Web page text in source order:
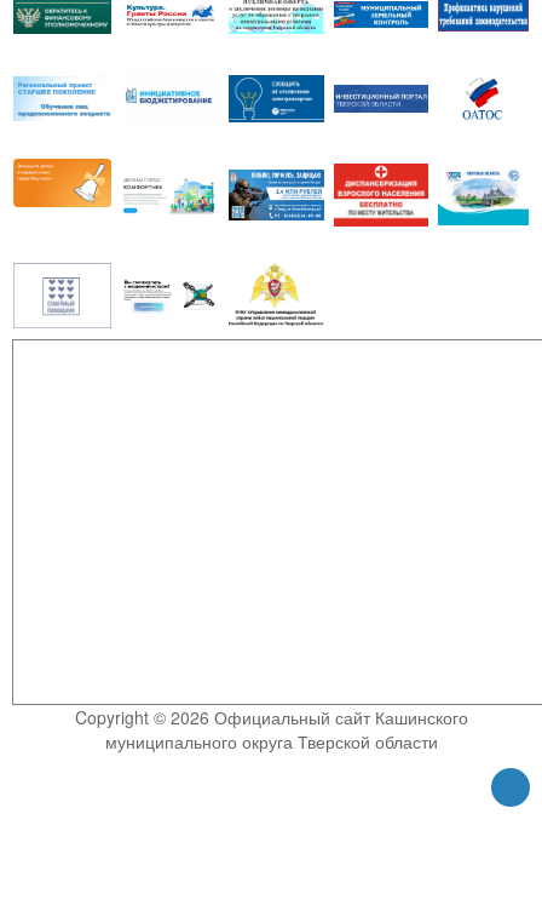
Copyright © 2026 Официальный сайт Кашинского
муниципального округа Тверской области